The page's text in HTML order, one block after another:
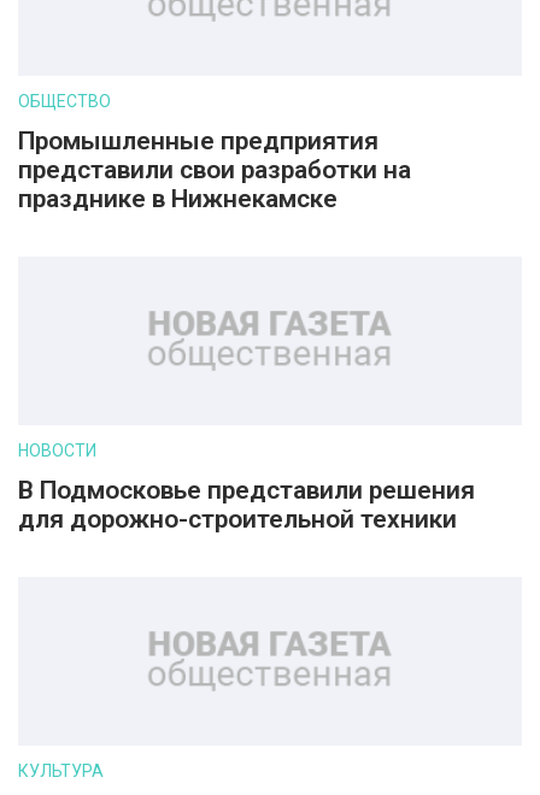
ОБЩЕСТВО
Промышленные предприятия
представили свои разработки на
празднике в Нижнекамске
НОВОСТИ
В Подмосковье представили решения
для дорожно-строительной техники
КУЛЬТУРА